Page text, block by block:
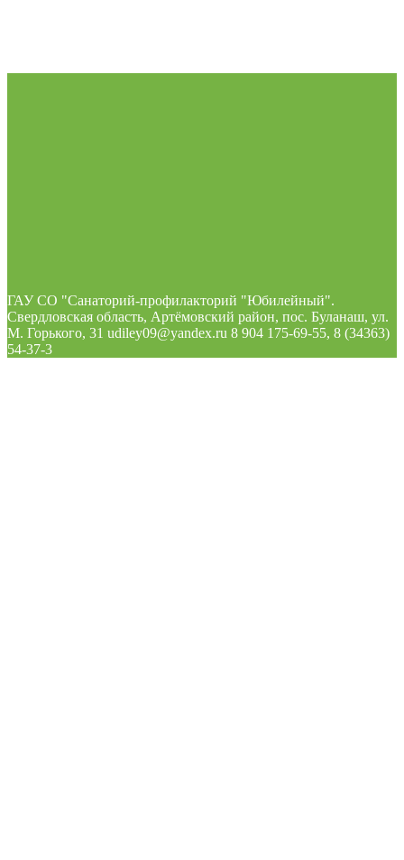
ГАУ СО "Санаторий-профилакторий "Юбилейный".
Свердловская область, Артёмовский район, пос. Буланаш, ул.
М. Горького, 31 udiley09@yandex.ru 8 904 175-69-55, 8 (34363)
54-37-3